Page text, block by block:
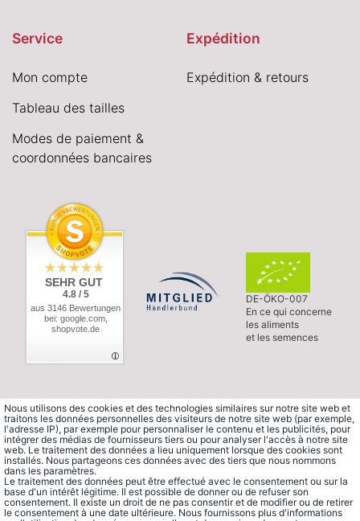
Service
Mon compte
Tableau des tailles
Modes de paiement &
coordonnées bancaires
Expédition
Expédition & retours
SEHR GUT
4.8 / 5
aus 3146 Bewertungen
bei: google.com,
shopvote.de
DE-ÖKO-007
En ce qui concerne
les aliments
et les semences
Nous utilisons des cookies et des technologies similaires sur notre site web et
traitons les données personnelles des visiteurs de notre site web (par exemple,
l'adresse IP), par exemple pour personnaliser le contenu et les publicités, pour
intégrer des médias de fournisseurs tiers ou pour analyser l'accès à notre site
web. Le traitement des données a lieu uniquement lorsque des cookies sont
installés. Nous partageons ces données avec des tiers que nous nommons
dans les paramètres.
Le traitement des données peut être effectué avec le consentement ou sur la
base d'un intérêt légitime. Il est possible de donner ou de refuser son
consentement. Il existe un droit de ne pas consentir et de modifier ou de retirer
le consentement à une date ultérieure. Nous fournissons plus d'informations